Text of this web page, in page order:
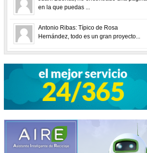
en la que puedas ...
Antonio Ribas: Típico de Rosa
Hernández, todo es un gran proyecto...